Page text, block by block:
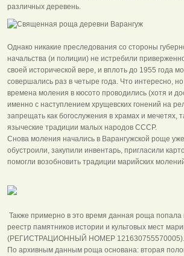
различных деревень.
Однако никакие преследования со стороны
начальства (и полиции) не истребили
своей исторической вере, и вплоть до 1955 года
совершались раз в четыре года. Что интересно,
времена моления в кюсото проводились (хотя и
именно с наступлением хрущевских гонений на
запрещать как богослужения в храмах и мечетях,
языческие традиции малых народов СССР.
Снова моления начались в Варангужской роще уже
обустроили, закупили инвентарь, пригласили
помогли возобновить традиции марийских
Также примерно в это время данная роща попала
реестр памятников истории и культовых мест
(РЕГИСТРАЦИОННЫЙ НОМЕР 121630755570005).
По архивным данным роща основана: вторая